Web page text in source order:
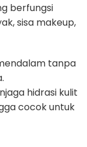
berfungsi
sisa makeup,
tanpa
hidrasi kulit
cocok untuk